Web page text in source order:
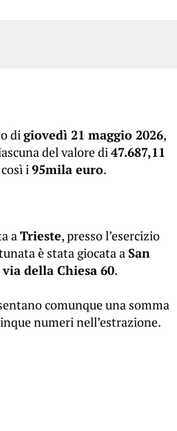
digiovedì 21 maggio 2026,
del valore di47.687,11
i95mila euro.
aTrieste, presso l’esercizio
è stata giocata aSan
via della Chiesa 60.
comunque una somma
numeri nell’estrazione.